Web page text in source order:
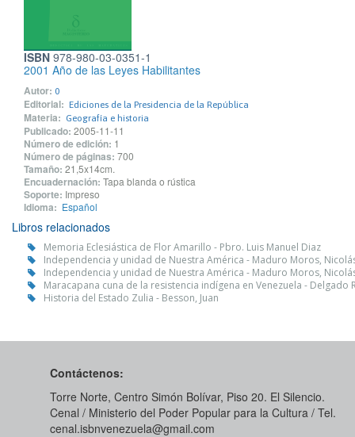
ISBN 978-980-03-0351-1
2001 Año de las Leyes Habilitantes
Autor: 0
Editorial: Ediciones de la Presidencia de la República
Materia: Geografía e historia
Publicado: 2005-11-11
Número de edición: 1
Número de páginas: 700
Tamaño: 21,5x14cm.
Encuadernación: Tapa blanda o rústica
Soporte: Impreso
Idioma: Español
Libros relacionados
Memoria Eclesiástica de Flor Amarillo - Pbro. Luis Manuel Diaz
Independencia y unidad de Nuestra América - Maduro Moros,
Independencia y unidad de Nuestra América - Maduro Moros,
Maracapana cuna de la resistencia indígena en Venezuela - Delgado
Historia del Estado Zulia - Besson, Juan
Contáctenos:
Torre Norte, Centro Simón Bolívar, Piso 20. El Silencio.
Cenal / Ministerio del Poder Popular para la Cultura / Tel.
cenal.isbnvenezuela@gmail.com